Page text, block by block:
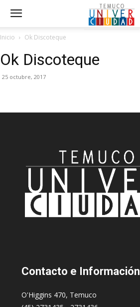
Inicio Ok Discoteque
Ok Discoteque
25 octubre, 2017
Contacto e Información
O'Higgins 470, Temuco